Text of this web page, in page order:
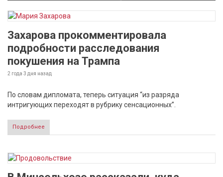
Захарова прокомментировала
подробности расследования
покушения на Трампа
2 года 3 дня назад
По словам дипломата, теперь ситуация “из разряда
интригующих переходят в рубрику сенсационных”.
Подробнее